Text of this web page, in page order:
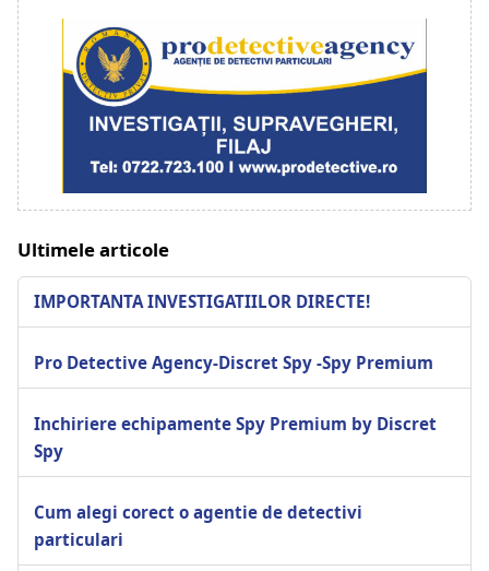
Ultimele articole
IMPORTANTA INVESTIGATIILOR DIRECTE!
Pro Detective Agency-Discret Spy -Spy Premium
Inchiriere echipamente Spy Premium by Discret
Spy
Cum alegi corect o agentie de detectivi
particulari